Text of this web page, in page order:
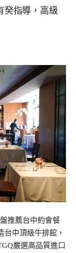
癸指導，高級
推薦台中約會餐
中頂級牛排館，
嚴選高品質進口